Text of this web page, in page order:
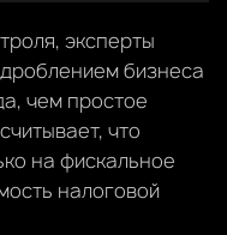
эксперты
бизнеса
чем простое
что
на фискальное
налоговой